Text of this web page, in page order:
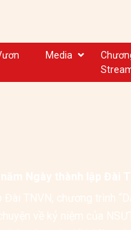
Media
Dân ca
Ngày thành lập Đài
TNVN, chương trình
về kỷ niệm của